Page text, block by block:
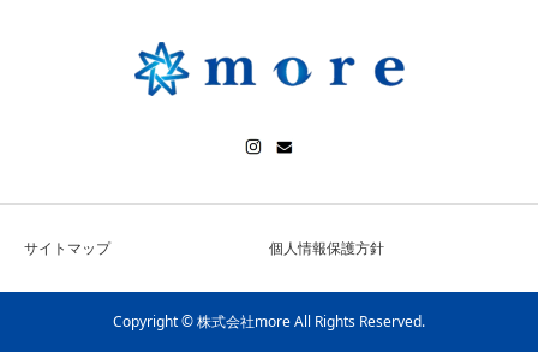
サイトマップ 個人情報保護方針
Copyright © 株式会社more All Rights Reserved.